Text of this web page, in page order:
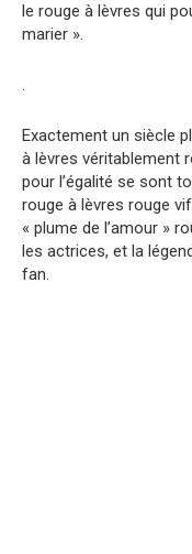
le rouge à lèvres qui
marier ».
.
Exactement un siècle
à lèvres véritablement
pour l’égalité se sont
rouge à lèvres rouge
« plume de l’amour »
les actrices, et la
fan.